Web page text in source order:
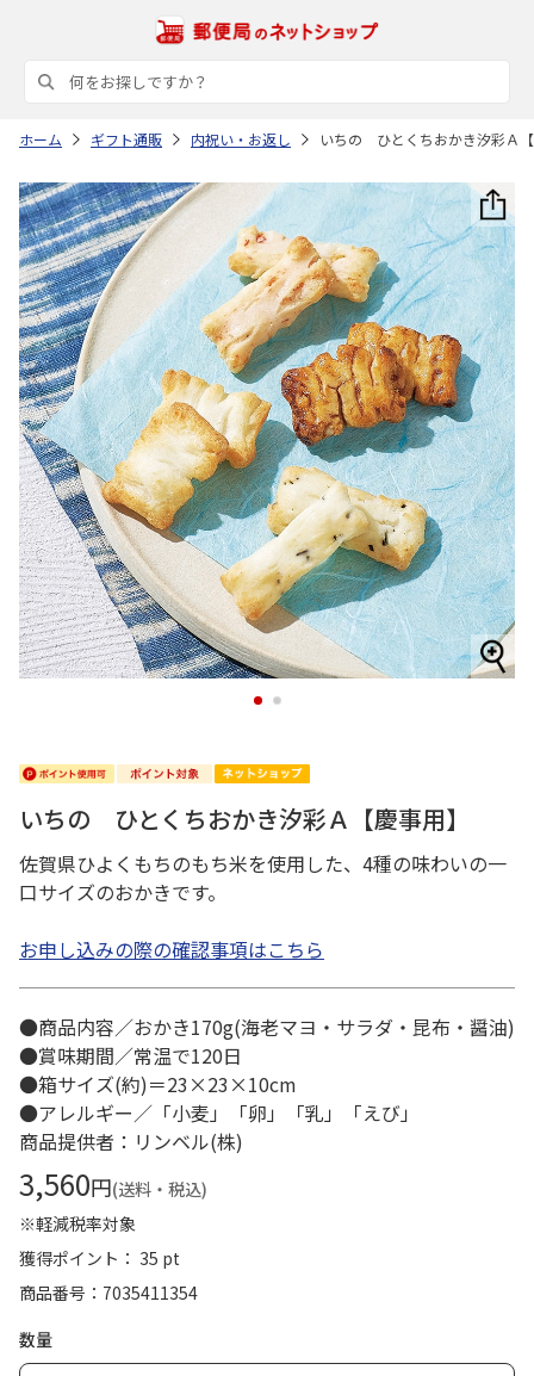
ホーム ギフト通販 内祝い・お返し いちの ひとくちおかき汐彩Ａ
1 2
いちの ひとくちおかき汐彩Ａ【慶事用】
佐賀県ひよくもちのもち米を使用した、4種の味わいの一
口サイズのおかきです。
お申し込みの際の確認事項はこちら
●商品内容／おかき170g(海老マヨ・サラダ・昆布・醤油)
●賞味期間／常温で120日
●箱サイズ(約)＝23×23×10cm
●アレルギー／「小麦」「卵」「乳」「えび」
商品提供者：リンベル(株)
3,560円(送料・税込)
※軽減税率対象
獲得ポイント： 35 pt
商品番号
7035411354
数量